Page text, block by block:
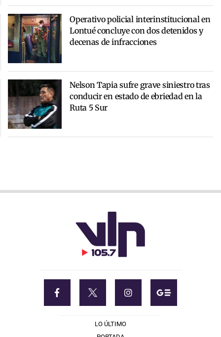
Operativo policial interinstitucional en
Lontué concluye con dos detenidos y
decenas de infracciones
Nelson Tapia sufre grave siniestro tras
conducir en estado de ebriedad en la
Ruta 5 Sur
LO ÚLTIMO